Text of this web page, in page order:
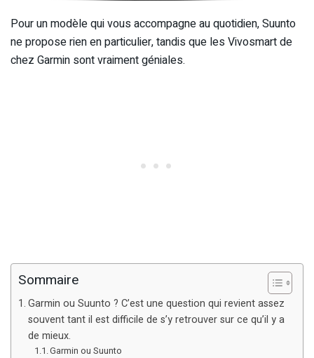
Pour un modèle qui vous accompagne au quotidien, Suunto
ne propose rien en particulier, tandis que les Vivosmart de
chez Garmin sont vraiment géniales.
Sommaire
Garmin ou Suunto ? C’est une question qui revient assez
souvent tant il est difficile de s’y retrouver sur ce qu’il y a
de mieux.
Garmin ou Suunto